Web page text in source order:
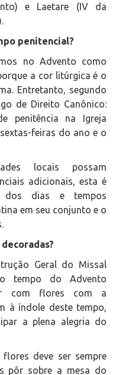
e Laetare (IV da
penitencial?
no Advento como
a cor litúrgica é o
Entretanto, segundo
de Direito Canônico:
penitência na Igreja
feiras do ano e o
locais possam
adicionais, esta é
dos dias e tempos
em seu conjunto e o
Geral do Missal
tempo do Advento
com flores com a
à índole deste tempo,
a plena alegria do
deve ser sempre
pôr sobre a mesa do